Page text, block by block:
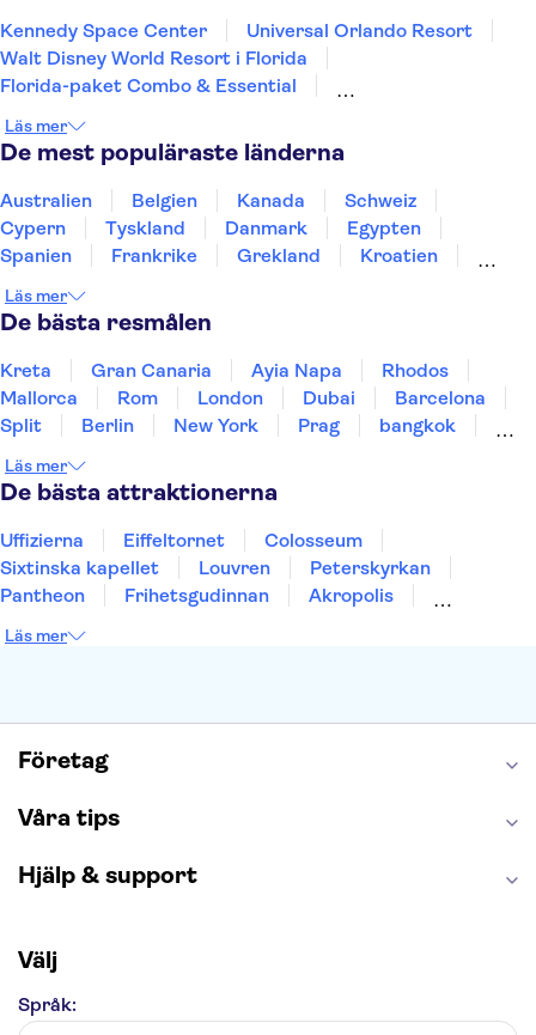
Kennedy Space Center
Universal Orlando Resort
Walt Disney World Resort i Florida
Florida-paket Combo & Essential
The Wheel at ICON Park
International Drive (I-Drive)
SEA LIFE Orlando Aquarium
Madame Tussauds Orlando
SeaWorld® Orlando
Broadway
Frihetsgudinnan
Las Vegas Strip
Läs mer
De mest populäraste länderna
Australien Belgien Kanada
Schweiz
Cypern
Tyskland Danmark
Egypten
Spanien
Frankrike Grekland
Kroatien
Sverige
Thailand
Läs mer
De bästa resmålen
Kreta Gran Canaria Ayia Napa
Rhodos
Mallorca
Rom London Dubai
Barcelona
Split
Berlin New York Prag
bangkok
Uppsala
Helsingborg
Läs mer
De bästa attraktionerna
Uffizierna Eiffeltornet
Colosseum
Sixtinska kapellet
Louvren
Peterskyrkan
Pantheon
Frihetsgudinnan
Akropolis
Burj Khalifa
Läs mer
Företag
Våra tips
Hjälp & support
Välj
Språk: